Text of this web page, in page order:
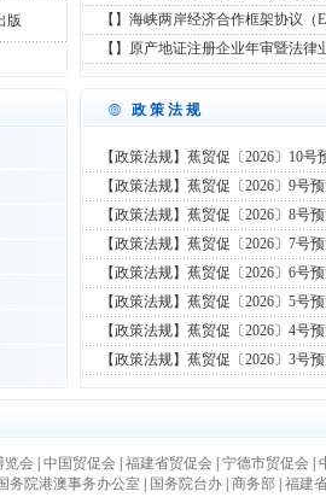
版
【】海峡两岸经济合作框架协议（
【】原产地证注册企业年审暨法律
政策法规
【政策法规】蕉贸促〔2026〕10号
【政策法规】蕉贸促〔2026〕9号
【政策法规】蕉贸促〔2026〕8号
【政策法规】蕉贸促〔2026〕7号
【政策法规】蕉贸促〔2026〕6号
【政策法规】蕉贸促〔2026〕5号
【政策法规】蕉贸促〔2026〕4号
【政策法规】蕉贸促〔2026〕3号
览会| 中国贸促会| 福建省贸促会| 宁德市贸促会|
务院港澳事务办公室| 国务院台办| 商务部 福建